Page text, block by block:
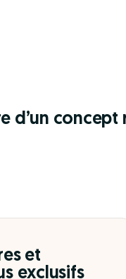
d’un
et
exclusifs